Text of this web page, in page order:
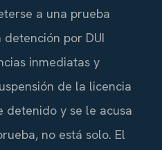
a una prueba
por DUI
inmediatas y
de la licencia
detenido y se le acusa
no está solo. El